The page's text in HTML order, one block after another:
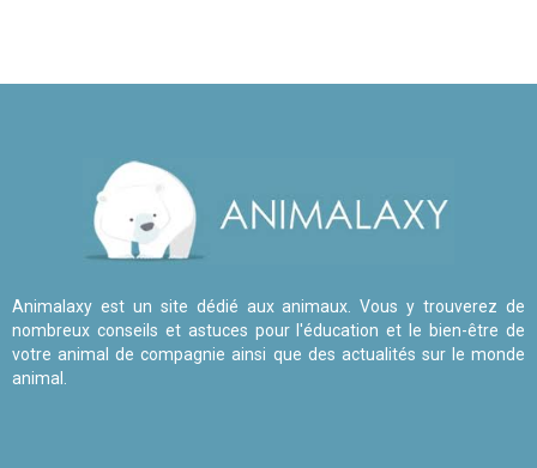
Animalaxy est un site dédié aux animaux. Vous y trouverez de
nombreux conseils et astuces pour l'éducation et le bien-être de
votre animal de compagnie ainsi que des actualités sur le monde
animal.